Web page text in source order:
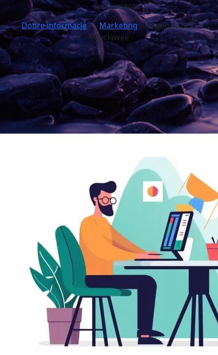
0 comments
Dobre informacje >> Marketing >> Agencja SEO
Włocławek